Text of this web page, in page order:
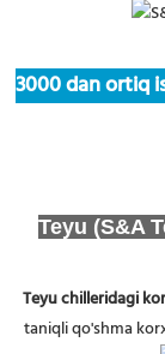
3000 dan ortiq
Teyu (S&A
Teyu chilleridagi
taniqli qo'shma